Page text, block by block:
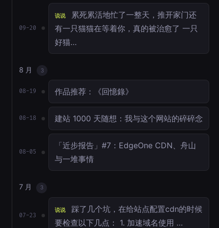
09-20
说说
累死累活地忙了一整天，推开家门还
有一只猫猫在等着你，真的被治愈了 一只
好猫…
8 月 3
08-19 作品推荐：《回憶錄》
08-18 建站 1000 天随想：我与这个网站的碎碎念
08-05
「近步报告」#7：EdgeOne CDN、舟山
与一堆事情
7 月 3
07-23
说说
踩了几个坑，在给站点配置cdn的时候
要检查以下几点： 1. 加速域名使用 …